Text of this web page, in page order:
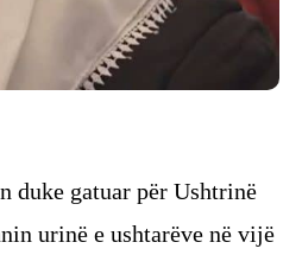
duke gatuar për Ushtrinë
urinë e ushtarëve në vijë